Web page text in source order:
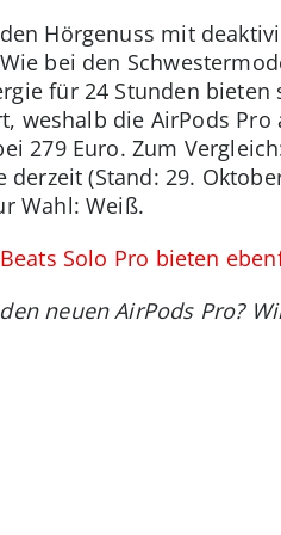
Hörgenuss mit
bei den
für 24 Stunden
weshalb die AirPods
279 Euro. Zum
derzeit (Stand: 29.
Wahl: Weiß.
Beats Solo Pro bieten
neuen AirPods Pro?